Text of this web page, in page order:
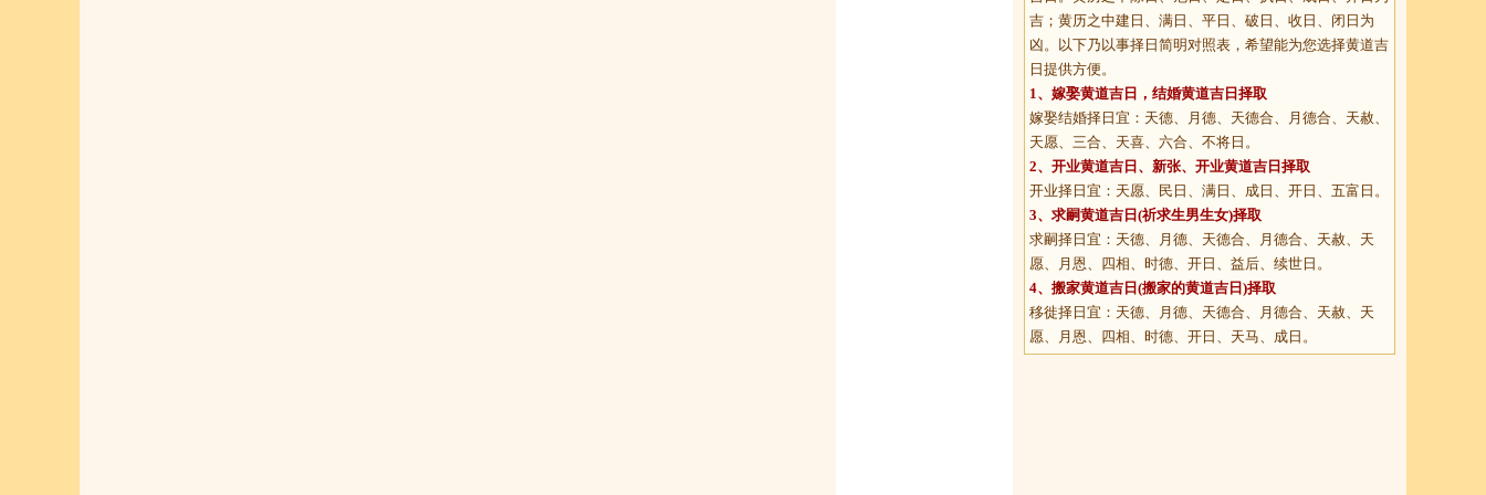
吉；黄历之中建日、满日、平日、破日、收日、闭日为
凶。以下乃以事择日简明对照表，希望能为您选择黄道吉
日提供方便。
1、 嫁娶黄道吉日 ，结婚黄道吉日择取
嫁娶结婚择日宜：天德、月德、天德合、月德合、天赦、
天愿、三合、天喜、六合、不将日。
2、 开业黄道吉日 、新张、开业黄道吉日择取
开业择日宜：天愿、民日、满日、成日、开日、五富日。
3、 求嗣黄道吉日 (祈求生男生女)择取
求嗣择日宜：天德、月德、天德合、月德合、天赦、天
愿、月恩、四相、时德、开日、益后、续世日。
4、 搬家黄道吉日 (搬家的黄道吉日)择取
移徙择日宜：天德、月德、天德合、月德合、天赦、天
愿、月恩、四相、时德、开日、天马、成日。